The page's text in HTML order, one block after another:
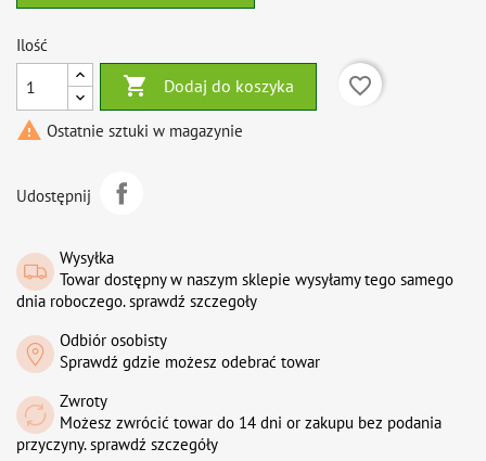
Ilość
 Dodaj do koszyka
favorite_border
 Ostatnie sztuki w magazynie
Udostępnij
Wysyłka
Towar dostępny w naszym sklepie wysyłamy tego samego
dnia roboczego. sprawdź szczegoły
Odbiór osobisty
Sprawdź gdzie możesz odebrać towar
Zwroty
Możesz zwrócić towar do 14 dni or zakupu bez podania
przyczyny. sprawdź szczegóły